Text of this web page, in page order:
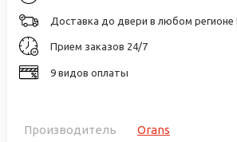
Доставка до двери в любом
Прием заказов 24/7
9 видов оплаты
Производитель
Orans